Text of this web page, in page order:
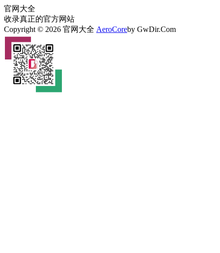
官网大全
收录真正的官方网站
Copyright © 2026 官网大全 AeroCoreby GwDir.Com